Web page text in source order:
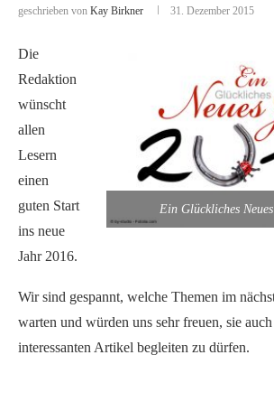
geschrieben von Kay Birkner 31. Dezember 2015
Ein Glückliches
Die
Redaktion
wünscht
allen
Lesern
einen
guten Start
ins neue
Jahr 2016.
Wir sind gespannt, welche Themen im
warten und würden uns sehr freuen, sie
interessanten Artikel begleiten zu dürfen.